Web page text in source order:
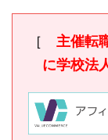
［ 主催転
に学校法